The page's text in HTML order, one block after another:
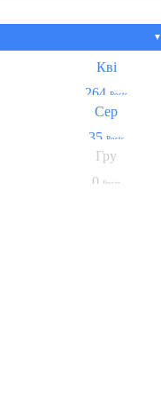
▼
Кві
264 Posts
Сер
35 Posts
Гру
0 Posts